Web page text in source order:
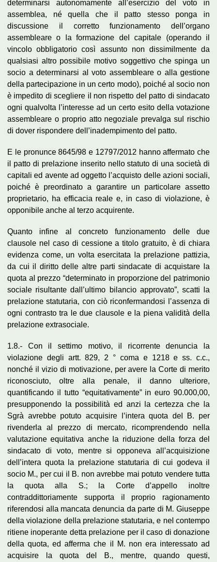
determinarsi autonomamente all’esercizio del voto in
assemblea, né quella che il patto stesso ponga in
discussione il corretto funzionamento dell’organo
assembleare o la formazione del capitale (operando il
vincolo obbligatorio così assunto non dissimilmente da
qualsiasi altro possibile motivo soggettivo che spinga un
socio a determinarsi al voto assembleare o alla gestione
della partecipazione in un certo modo), poiché al socio non
è impedito di scegliere il non rispetto del patto di sindacato
ogni qualvolta l’interesse ad un certo esito della votazione
assembleare o proprio atto negoziale prevalga sul rischio
di dover rispondere dell’inadempimento del patto.
E le pronunce 8645/98 e 12797/2012 hanno affermato che
il patto di prelazione inserito nello statuto di una società di
capitali ed avente ad oggetto l’acquisto delle azioni sociali,
poiché è preordinato a garantire un particolare assetto
proprietario, ha efficacia reale e, in caso di violazione, è
opponibile anche al terzo acquirente.
Quanto infine al concreto funzionamento delle due
clausole nel caso di cessione a titolo gratuito, è di chiara
evidenza come, un volta esercitata la prelazione pattizia,
da cui il diritto delle altre parti sindacate di acquistare la
quota al prezzo “determinato in proporzione del patrimonio
sociale risultante dall’ultimo bilancio approvato”, scatti la
prelazione statutaria, con ciò riconfermandosi l’assenza di
ogni contrasto tra le due clausole e la piena validità della
prelazione extrasociale.
1.8.- Con il settimo motivo, il ricorrente denuncia la
violazione degli artt. 829, 2 ° coma e 1218 e ss. c.c.,
nonché il vizio di motivazione, per avere la Corte di merito
riconosciuto, oltre alla penale, il danno ulteriore,
quantificando il tutto “equitativamente” in euro 90.000,00,
presupponendo la possibilità ed anzi la certezza che la
Sgrà avrebbe potuto acquisire l’intera quota del B. per
rivenderla al prezzo di mercato, ricomprendendo nella
valutazione equitativa anche la riduzione della forza del
sindacato di voto, mentre si opponeva all’acquisizione
dell’intera quota la prelazione statutaria di cui godeva il
socio M., per cui il B. non avrebbe mai potuto vendere tutta
la quota alla S.; la Corte d’appello inoltre
contraddittoriamente supporta il proprio ragionamento
riferendosi alla mancata denuncia da parte di M. Giuseppe
della violazione della prelazione statutaria, e nel contempo
ritiene inoperante detta prelazione per il caso di donazione
della quota, ed afferma che il M. non era interessato ad
acquisire la quota del B., mentre, quando questi,